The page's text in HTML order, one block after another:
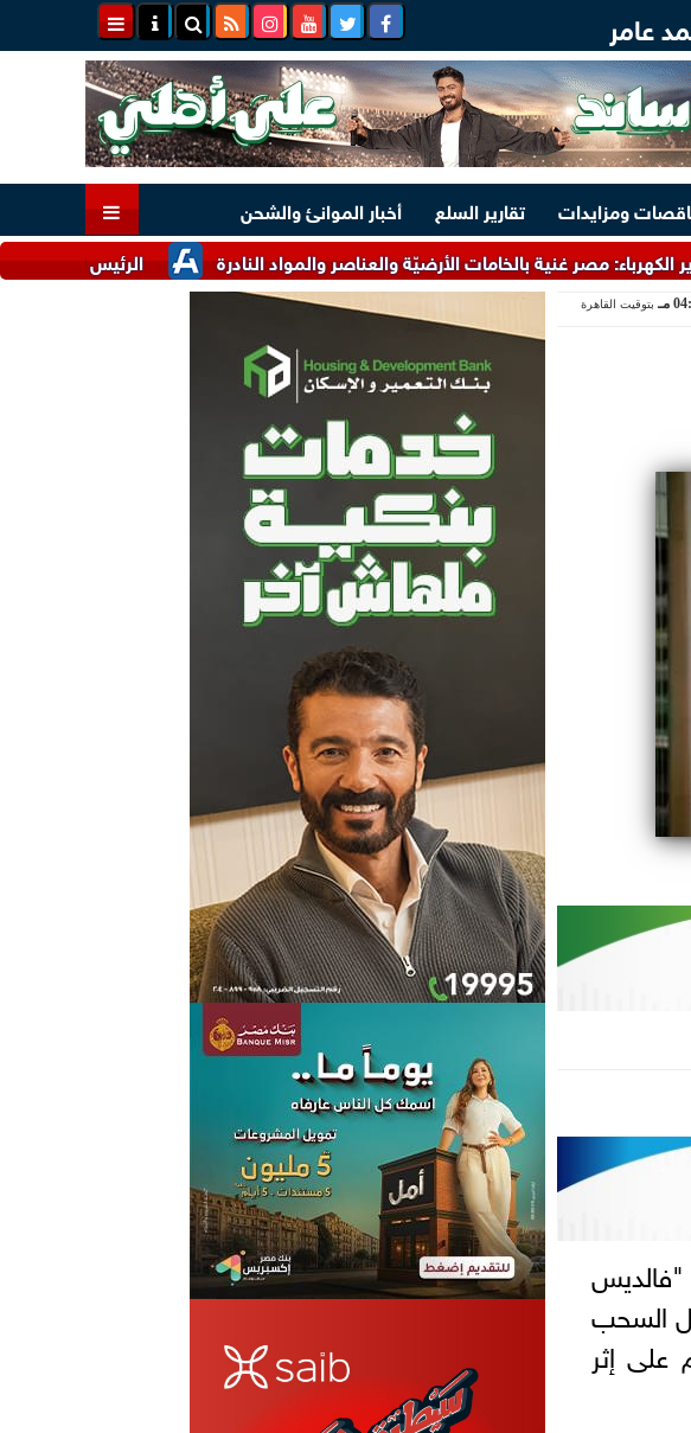
عامر
ومزايدات تقارير السلع
أخبار الموانئ والشحن
الرئيس السيسي وملك البحرين
غنية بالخامات الأرضيّة والعناصر والمواد النادرة
مـ بتوقيت القاهرة
السحب
على إثر